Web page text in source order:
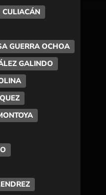
CULIACÁN
GUERRA OCHOA
GALINDO